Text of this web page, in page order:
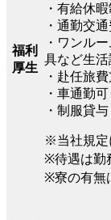
福利
厚生
・有給休
・通勤交
・ワンル
具など生活
・赴任旅
・車通勤可
・制服貸与
※当社規定
※待遇は勤
※寮の有無